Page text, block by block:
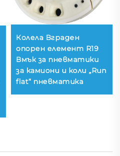
Колела Вграден
опорен елемент R19
Вмък за пневматики
за камиони и коли „Run
flat“ пневматика